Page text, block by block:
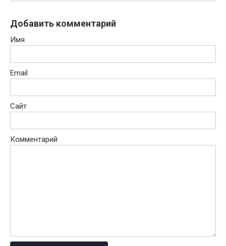
Добавить комментарий
Имя
Email
Сайт
Комментарий